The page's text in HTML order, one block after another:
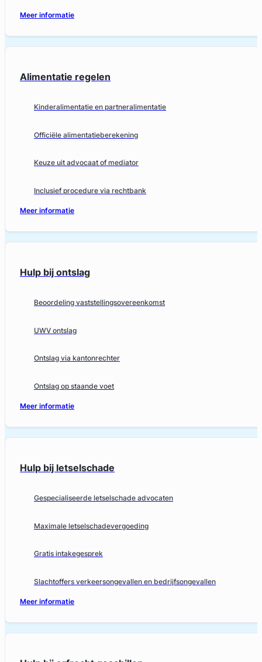
Meer informatie
Alimentatie regelen
Kinderalimentatie en partneralimentatie
Officiële alimentatieberekening
Keuze uit advocaat of mediator
Inclusief procedure via rechtbank
Meer informatie
Hulp bij ontslag
Beoordeling vaststellingsovereenkomst
UWV ontslag
Ontslag via kantonrechter
Ontslag op staande voet
Meer informatie
Hulp bij letselschade
Gespecialiseerde letselschade advocaten
Maximale letselschadevergoeding
Gratis intakegesprek
Slachtoffers verkeersongevallen en bedrijfsongevallen
Meer informatie